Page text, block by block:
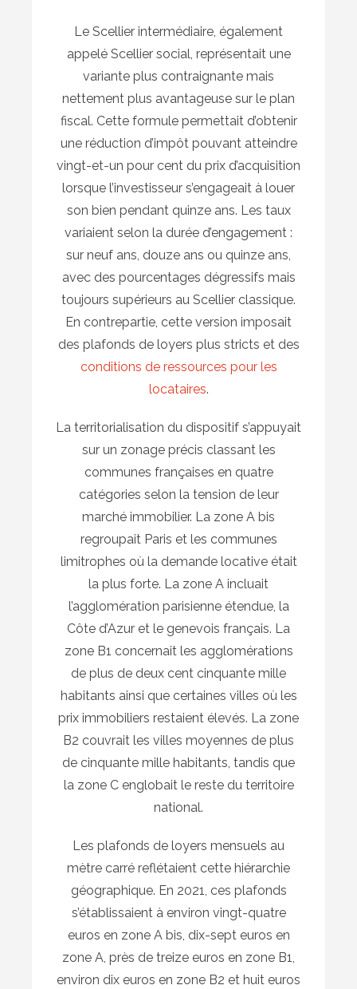
Le Scellier intermédiaire, également
appelé Scellier social, représentait une
variante plus contraignante mais
nettement plus avantageuse sur le plan
fiscal. Cette formule permettait d’obtenir
une réduction d’impôt pouvant atteindre
vingt-et-un pour cent du prix d’acquisition
lorsque l’investisseur s’engageait à louer
son bien pendant quinze ans. Les taux
variaient selon la durée d’engagement :
sur neuf ans, douze ans ou quinze ans,
avec des pourcentages dégressifs mais
toujours supérieurs au Scellier classique.
En contrepartie, cette version imposait
des plafonds de loyers plus stricts et des
conditions de ressources pour les
locataires.
La territorialisation du dispositif s’appuyait
sur un zonage précis classant les
communes françaises en quatre
catégories selon la tension de leur
marché immobilier. La zone A bis
regroupait Paris et les communes
limitrophes où la demande locative était
la plus forte. La zone A incluait
l’agglomération parisienne étendue, la
Côte d’Azur et le genevois français. La
zone B1 concernait les agglomérations
de plus de deux cent cinquante mille
habitants ainsi que certaines villes où les
prix immobiliers restaient élevés. La zone
B2 couvrait les villes moyennes de plus
de cinquante mille habitants, tandis que
la zone C englobait le reste du territoire
national.
Les plafonds de loyers mensuels au
mètre carré reflétaient cette hiérarchie
géographique. En 2021, ces plafonds
s’établissaient à environ vingt-quatre
euros en zone A bis, dix-sept euros en
zone A, près de treize euros en zone B1,
environ dix euros en zone B2 et huit euros